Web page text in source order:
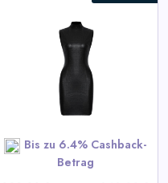
Bis zu 6.4% Cashback-
Betrag